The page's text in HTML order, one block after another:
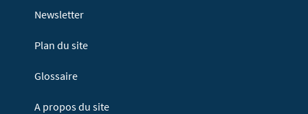
Newsletter
Plan du site
Glossaire
A propos du site